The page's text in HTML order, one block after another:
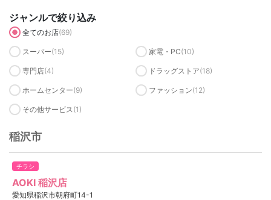
ジャンルで絞り込み
全てのお店(69)
スーパー(15) 家電・PC(10)
専門店(4) ドラッグストア(18)
ホームセンター(9) ファッション(12)
その他サービス (1)
稲沢市
チラシ
AOKI 稲沢店
愛知県稲沢市朝府町14-1